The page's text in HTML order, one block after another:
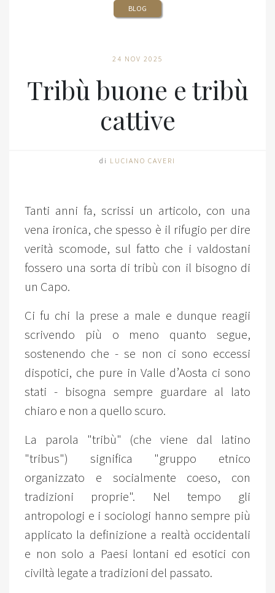
BLOG
24 NOV 2025
Tribù buone e tribù
cattive
di LUCIANO CAVERI
Tanti anni fa, scrissi un articolo, con una
vena ironica, che spesso è il rifugio per dire
verità scomode, sul fatto che i valdostani
fossero una sorta di tribù con il bisogno di
un Capo.
Ci fu chi la prese a male e dunque reagii
scrivendo più o meno quanto segue,
sostenendo che - se non ci sono eccessi
dispotici, che pure in Valle d’Aosta ci sono
stati - bisogna sempre guardare al lato
chiaro e non a quello scuro.
La parola "tribù" (che viene dal latino
"tribus") significa "gruppo etnico
organizzato e socialmente coeso, con
tradizioni proprie". Nel tempo gli
antropologi e i sociologi hanno sempre più
applicato la definizione a realtà occidentali
e non solo a Paesi lontani ed esotici con
civiltà legate a tradizioni del passato.